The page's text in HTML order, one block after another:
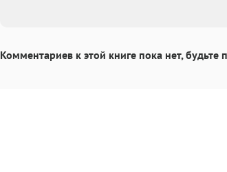
Комментариев к этой книге пока нет, будьте